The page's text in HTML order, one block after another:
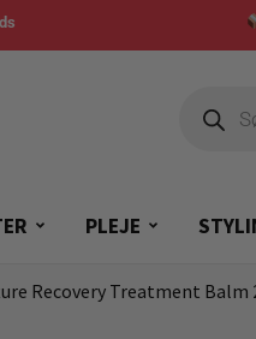
PLEJE
Recovery Treatment Balm